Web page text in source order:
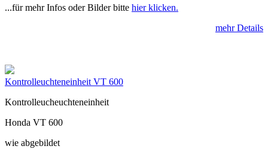
...für mehr Infos oder Bilder bitte hier klicken.
mehr Details
Kontrolleuchteneinheit VT 600
Kontrolleucheuchteneinheit
Honda VT 600
wie abgebildet